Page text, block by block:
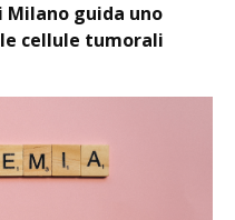
Milano guida uno
cellule tumorali